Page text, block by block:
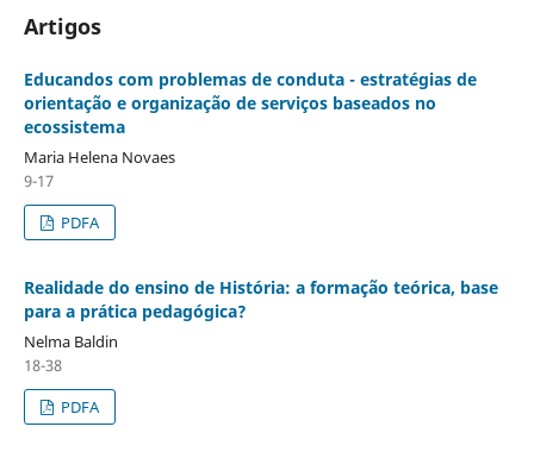
Artigos
Educandos com problemas de conduta - estratégias de
orientação e organização de serviços baseados no
ecossistema
Maria Helena Novaes
9-17
PDFA
Realidade do ensino de História: a formação teórica, base
para a prática pedagógica?
Nelma Baldin
18-38
PDFA